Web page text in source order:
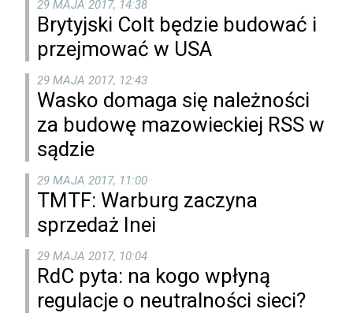
29 MAJA 2017, 14:38
Brytyjski Colt będzie budować i
przejmować w USA
29 MAJA 2017, 12:43
Wasko domaga się należności
za budowę mazowieckiej RSS w
sądzie
29 MAJA 2017, 11:00
TMTF: Warburg zaczyna
sprzedaż Inei
29 MAJA 2017, 10:04
RdC pyta: na kogo wpłyną
regulacje o neutralności sieci?